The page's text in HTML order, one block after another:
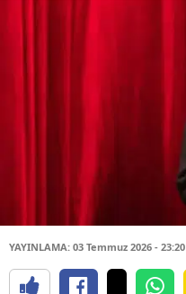
YAYINLAMA: 03 Temmuz 2026 - 23:20